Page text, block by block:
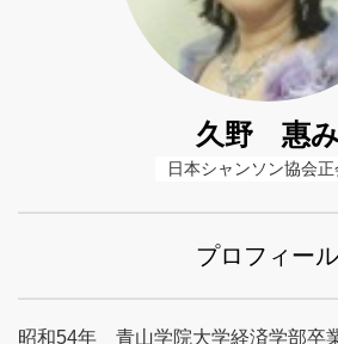
久野 惠み
日本シャンソン協会正
プロフィール
昭和54年 青山学院大学経済学部卒